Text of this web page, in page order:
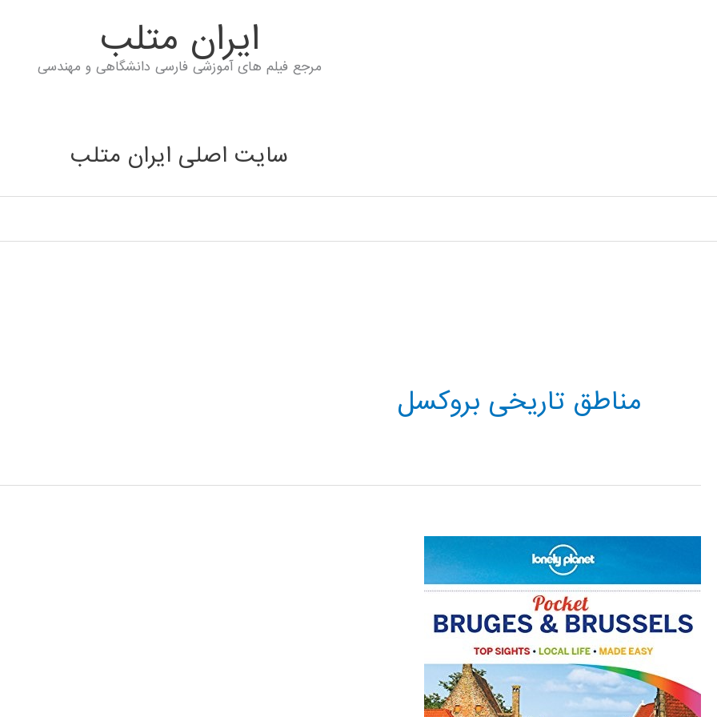
ايران متلب
مرجع فیلم های آموزشی فارسی دانشگاهی و مهندسی
سایت اصلی ایران متلب
مناطق تاریخی بروکسل